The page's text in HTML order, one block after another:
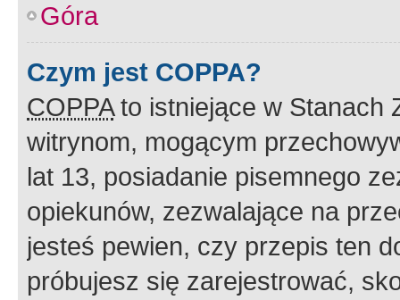
Góra
Czym jest COPPA?
COPPAto istniejące w Stanach
witrynom, mogącym
lat 13, posiadanie pisemnego
opiekunów, zezwalające na
jesteś pewien, czy przepis ten
próbujesz się zarejestrować,